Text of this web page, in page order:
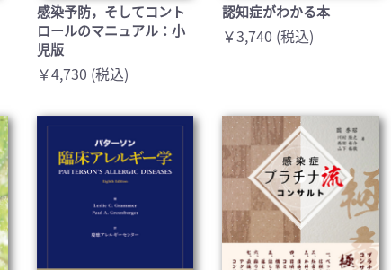
感染予防，そしてコント
ロールのマニュアル：小
児版
￥4,730 (税込)
認知症がわかる本
￥3,740 (税込)